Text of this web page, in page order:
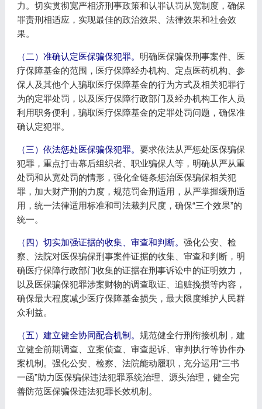
力。切实贯彻宽严相济刑事政策和认罪认罚从宽制度，确保
罪责刑相适应，实现最佳的政治效果、法律效果和社会效
果。
（二）准确认定医保骗保犯罪。 明确医保骗保刑事案件、医
疗保障基金的范围，医疗保障经办机构、定点医药机构、参
保人及其他个人骗取医疗保障基金的行为方式及相关犯罪行
为的定罪处罚，以及医疗保障行政部门及经办机构工作人员
利用职务便利，骗取医疗保障基金的定罪处罚问题，确保准
确认定犯罪。
（三）依法惩处医保骗保犯罪。 要求依法从严惩处医保骗保
犯罪，重点打击幕后组织者、职业骗保人等，明确从严从重
处罚和从宽处罚的情形，强化全链条惩治医保骗保相关犯
罪，加大财产刑的力度，规范罚金刑适用，从严掌握缓刑适
用，统一法律适用标准和司法裁判尺度，确保“三个效果”的
统一。
（四）切实加强证据的收集、审查和判断。 强化公安、检
察、法院对医保骗保刑事案件证据的收集、审查和判断，明
确医疗保障行政部门收集的证据在刑事诉讼中的证明效力，
以及医保骗保犯罪涉案财物的调查取证、追赃挽损等内容，
确保最大程度减少医疗保障基金损失，最大限度维护人民群
众利益。
（五）建立健全协同配合机制。 规范健全行刑衔接机制，建
立健全前期调查、立案侦查、审查起诉、审判执行等协作办
案机制。强化公安、检察、法院能动履职，充分运用“三书
一函”助力医保骗保违法犯罪系统治理、源头治理，健全完
善防范医保骗保违法犯罪长效机制。